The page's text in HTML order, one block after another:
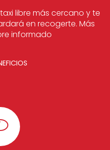
libre más cercano y te
en recogerte. Más
informado